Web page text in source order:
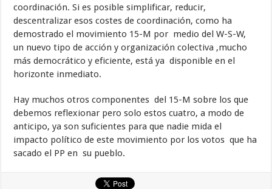
coordinación. Si es posible simplificar, reducir,
descentralizar esos costes de coordinación, como ha
demostrado el movimiento 15-M por medio del W-S-W,
un nuevo tipo de acción y organización colectiva ,mucho
más democrático y eficiente, está ya disponible en el
horizonte inmediato.
Hay muchos otros componentes del 15-M sobre los que
debemos reflexionar pero solo estos cuatro, a modo de
anticipo, ya son suficientes para que nadie mida el
impacto político de este movimiento por los votos que ha
sacado el PP en su pueblo.